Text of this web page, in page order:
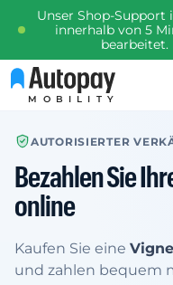
Unser Shop-Support
innerhalb von 5
MOBILITY
AUTORISIERTER
Bezahlen Sie
online
Kaufen Sie eine
und zahlen bequem